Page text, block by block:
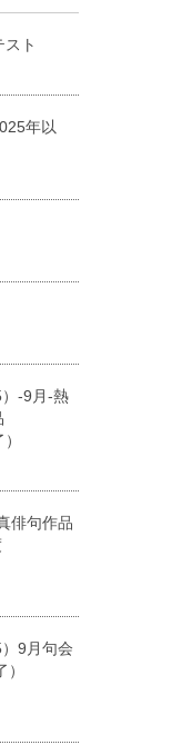
ト
年以
-9月-熱
俳句作品
9月句会